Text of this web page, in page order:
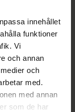
innehållet
funktioner
Vi
och annan
och
med.
med annan
som de har
Dölj